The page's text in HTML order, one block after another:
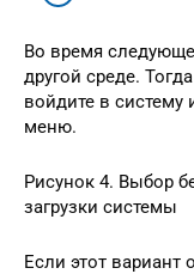
Во время
другой среде.
войдите в систему
меню.
Рисунок 4. Выбор
загрузки системы
Если этот